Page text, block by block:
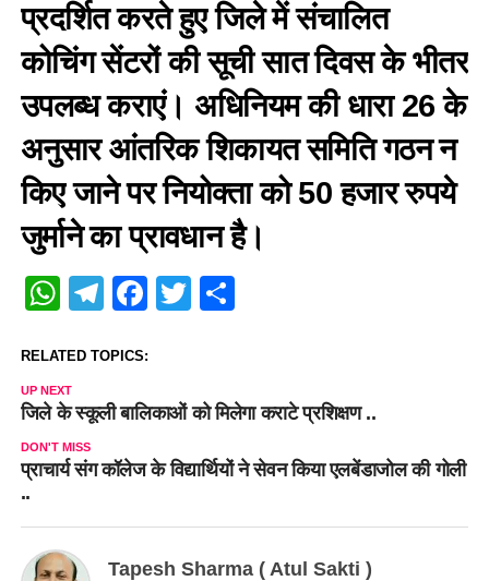
प्रदर्शित करते हुए जिले में संचालित
कोचिंग सेंटरों की सूची सात दिवस के भीतर
उपलब्ध कराएं। अधिनियम की धारा 26 के
अनुसार आंतरिक शिकायत समिति गठन न
किए जाने पर नियोक्ता को 50 हजार रुपये
जुर्माने का प्रावधान है।
WhatsApp
Telegram
Facebook
Twitter
Share
RELATED TOPICS:
UP NEXT
जिले के स्कूली बालिकाओं को मिलेगा कराटे प्रशिक्षण ..
DON'T MISS
प्राचार्य संग कॉलेज के विद्यार्थियों ने सेवन किया एलबेंडाजोल की गोली
..
Tapesh Sharma ( Atul Sakti )